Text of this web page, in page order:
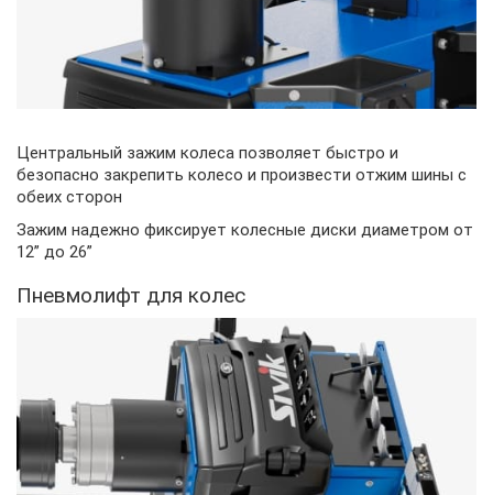
Центральный зажим колеса позволяет быстро и
безопасно закрепить колесо и произвести отжим шины с
обеих сторон
Зажим надежно фиксирует колесные диски диаметром от
12” до 26”
Пневмолифт для колес